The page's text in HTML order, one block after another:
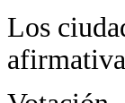
Los